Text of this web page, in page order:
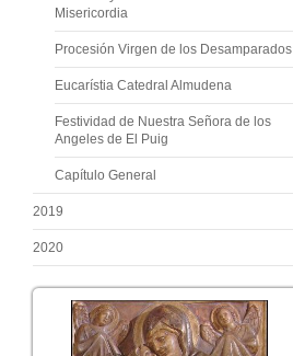
Misericordia
Procesión Virgen de los Desamparados
Eucarístia Catedral Almudena
Festividad de Nuestra Señora de los
Angeles de El Puig
Capítulo General
2019
2020